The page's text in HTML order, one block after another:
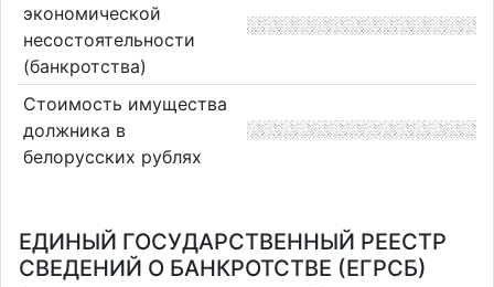
экономической
несостоятельности
(банкротства)
Стоимость имущества
должника в
белорусских рублях
ЕДИНЫЙ ГОСУДАРСТВЕННЫЙ РЕЕСТР
СВЕДЕНИЙ О БАНКРОТСТВЕ (ЕГРСБ)